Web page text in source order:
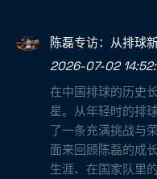
陈磊专访：从排球
2026-07-02
在中国排球的历史
星。从年轻时的排
了一条充满挑战与
面来回顾陈磊的成
生涯、在国家队里